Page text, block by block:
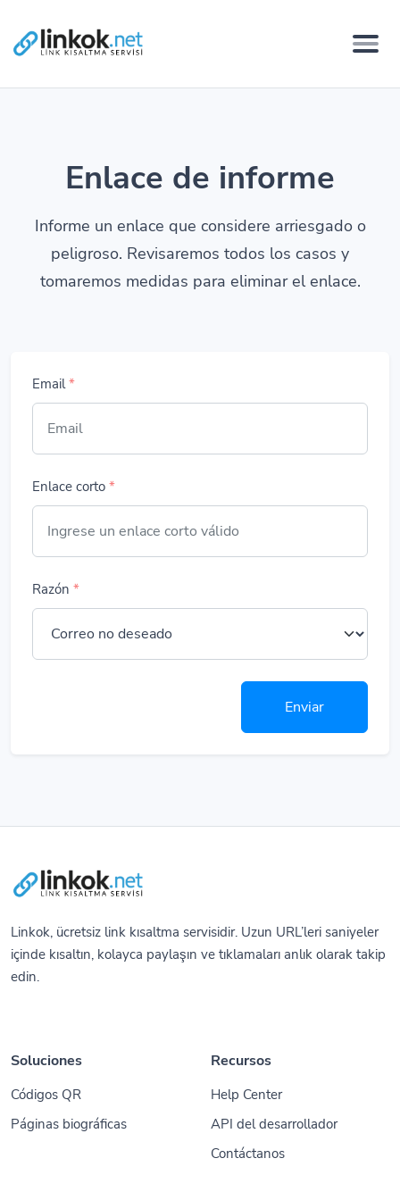
Enlace de informe
Informe un enlace que considere arriesgado o
peligroso. Revisaremos todos los casos y
tomaremos medidas para eliminar el enlace.
Email*
Enlace corto *
Razón *
Enviar
Linkok, ücretsiz link kısaltma servisidir. Uzun URL’leri saniyeler
içinde kısaltın, kolayca paylaşın ve tıklamaları anlık olarak takip
edin.
Soluciones
Códigos QR
Páginas biográficas
Recursos
Help Center
API del desarrollador
Contáctanos